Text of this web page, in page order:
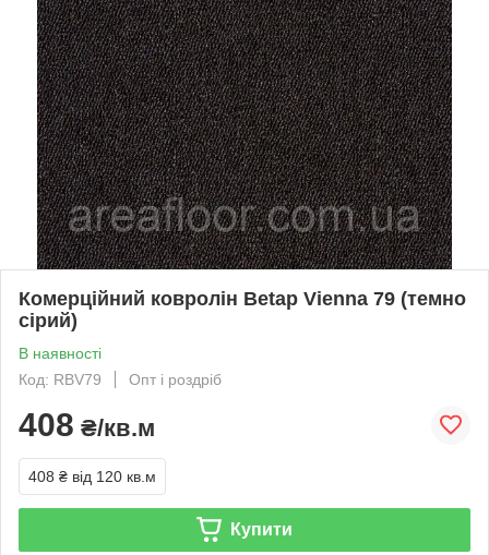
Комерційний ковролін Betap Vienna 79 (темно
сірий)
В наявності
Код: RBV79
Опт і роздріб
408 ₴/кв.м
408 ₴ від 120 кв.м
Купити